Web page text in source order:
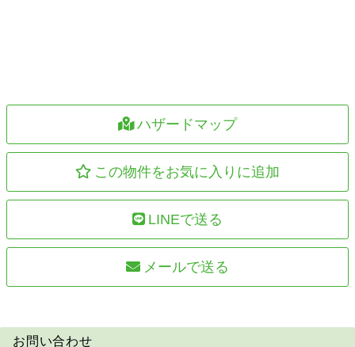
ハザードマップ
この物件をお気に入りに追加
LINEで送る
メールで送る
お問い合わせ